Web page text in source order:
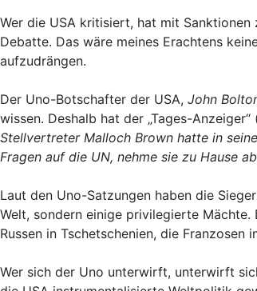
Wer die USA kritisiert, hat mit
Debatte. Das wäre meines Erachtens
aufzudrängen.
Der Uno-Botschafter der USA, John
wissen. Deshalb hat der „Tages-
Stellvertreter Malloch Brown hatte in
Fragen auf die UN, nehme sie zu Hause
Laut den Uno-Satzungen haben die
Welt, sondern einige privilegierte
Russen in Tschetschenien, die Franzosen
Wer sich der Uno unterwirft, unterwirft